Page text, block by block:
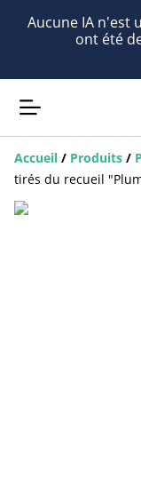
Aucune IA n'est
ont été
Accueil / Produits /
tirés du recueil